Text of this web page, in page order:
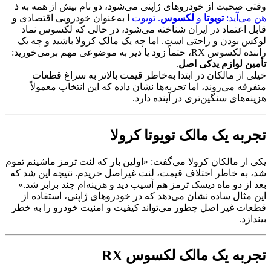
وقتی صحبت از خودروهای ژاپنی می‌شود، دو نام بیش از همه به ذ
هن می‌آید:تویوتا و لکسوس. تویوت ا به‌عنوان خودرویی اقتصادی و
قابل اعتماد در ایران شناخته می‌شود، در حالی که لکسوس نماد
لوکس بودن و راحتی است. اما چه یک مالک کرولا باشید و چه یک
راننده لکسوس RX، حتماً زود یا دیر به موضوعی مهم برمی‌خورید:
تأمین لوازم یدکی اصل.
خیلی از مالکان در ابتدا به‌خاطر قیمت بالاتر به سراغ قطعات
متفرقه می‌روند، اما تجربه‌ها نشان داده که این انتخاب معمولاً
هزینه‌های سنگین‌تری در آینده دارد.
تجربه یک مالک تویوتا کرولا
یکی از مالکان کرولا می‌گفت: «اولین بار که لنت ترمز ماشینم تموم
شد، به خاطر اختلاف قیمت، لنت غیراصل خریدم. نتیجه این شد که
بعد از دو ماه دیسک ترمز هم آسیب دید و هزینه‌ام چند برابر شد.»
این مثال ساده نشان می‌دهد که در خودروهای ژاپنی، استفاده از
قطعات غیر اصل چطور می‌تواند کیفیت و امنیت خودرو را به خطر
بیندازد.
تجربه یک مالک لکسوس RX